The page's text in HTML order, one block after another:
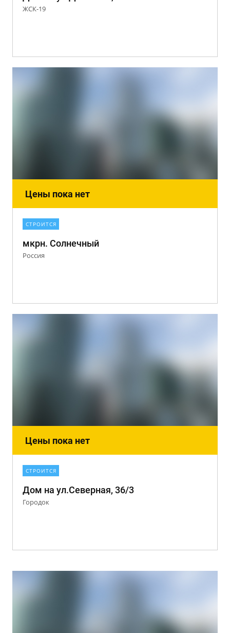
ЖСК-19
Цены пока нет
СТРОИТСЯ
мкрн. Солнечный
Россия
Цены пока нет
СТРОИТСЯ
Дом на ул.Северная, 36/3
Городок